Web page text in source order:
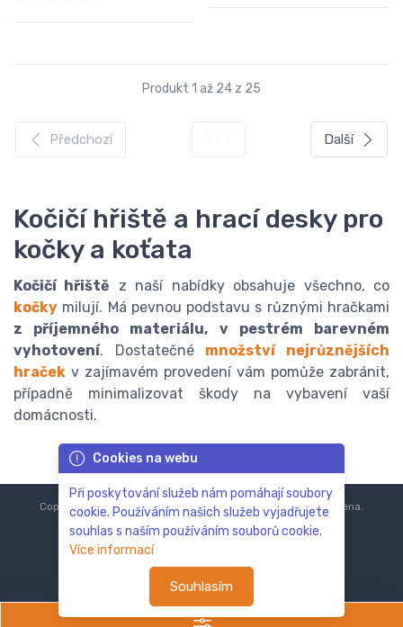
Produkt 1 až 24 z 25
Předchozí Další
Kočičí hřiště a hrací desky pro
kočky a koťata
Kočičí hřiště z naší nabídky obsahuje všechno, co
kočky milují. Má pevnou podstavu s různými hračkami
z příjemného materiálu, v pestrém barevném
vyhotovení. Dostatečné množství nejrůznějších
hraček v zajímavém provedení vám pomůže zabránit,
případně minimalizovat škody na vybavení vaší
domácnosti.
Cookies na webu
Při poskytování služeb nám pomáhají soubory
cookie. Používáním našich služeb vyjadřujete
souhlas s naším používáním souborů cookie.
Více informací
Souhlasím
Copyright © 2018-2024ZoOo.cz®Všechna práva vyhrazena.